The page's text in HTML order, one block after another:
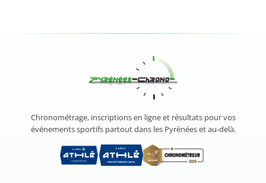
Chronométrage, inscriptions en ligne et résultats pour vos
événements sportifs partout dans les Pyrénées et au-delà.